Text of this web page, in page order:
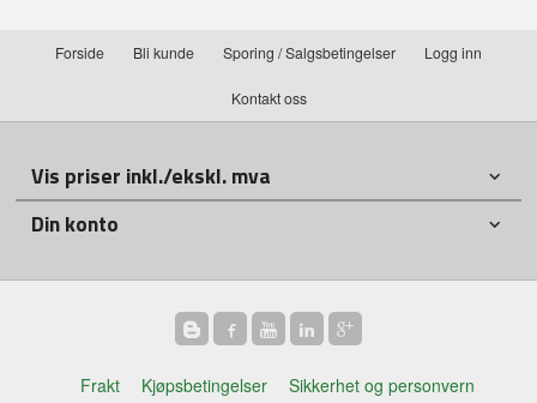
Forside Bli kunde Sporing / Salgsbetingelser Logg inn
Kontakt oss
Vis priser inkl./ekskl. mva
Din konto
Frakt Kjøpsbetingelser
Sikkerhet og personvern